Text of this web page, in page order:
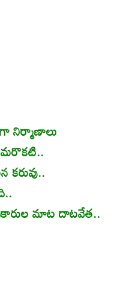
నిర్మాణాలు
మరొకటి..
మాట దాటవేత..